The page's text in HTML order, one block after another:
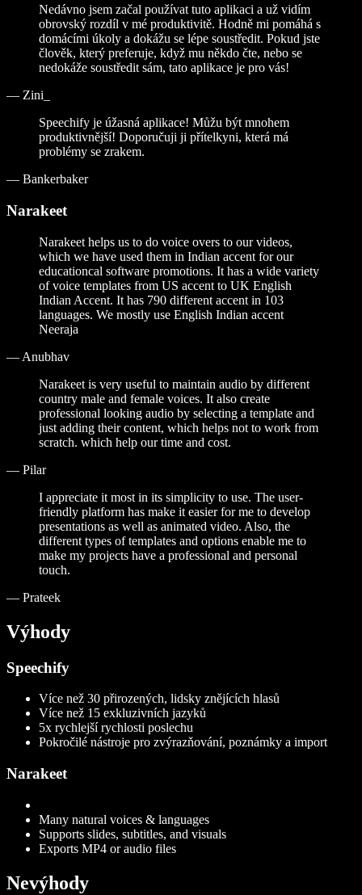
Nedávno jsem začal používat tuto aplikaci a už vidím
obrovský rozdíl v mé produktivitě. Hodně mi pomáhá s
domácími úkoly a dokážu se lépe soustředit. Pokud jste
člověk, který preferuje, když mu někdo čte, nebo se
nedokáže soustředit sám, tato aplikace je pro vás!
— Zini_
Speechify je úžasná aplikace! Můžu být mnohem
produktivnější! Doporučuji ji přítelkyni, která má
problémy se zrakem.
— Bankerbaker
Narakeet
Narakeet helps us to do voice overs to our videos,
which we have used them in Indian accent for our
educationcal software promotions. It has a wide variety
of voice templates from US accent to UK English
Indian Accent. It has 790 different accent in 103
languages. We mostly use English Indian accent
Neeraja
— Anubhav
Narakeet is very useful to maintain audio by different
country male and female voices. It also create
professional looking audio by selecting a template and
just adding their content, which helps not to work from
scratch. which help our time and cost.
— Pilar
I appreciate it most in its simplicity to use. The user-
friendly platform has make it easier for me to develop
presentations as well as animated video. Also, the
different types of templates and options enable me to
make my projects have a professional and personal
touch.
— Prateek
Výhody
Speechify
Více než 30 přirozených, lidsky znějících hlasů
Více než 15 exkluzivních jazyků
5x rychlejší rychlosti poslechu
Pokročilé nástroje pro zvýrazňování, poznámky a import
Narakeet
Many natural voices & languages
Supports slides, subtitles, and visuals
Exports MP4 or audio files
Nevýhody